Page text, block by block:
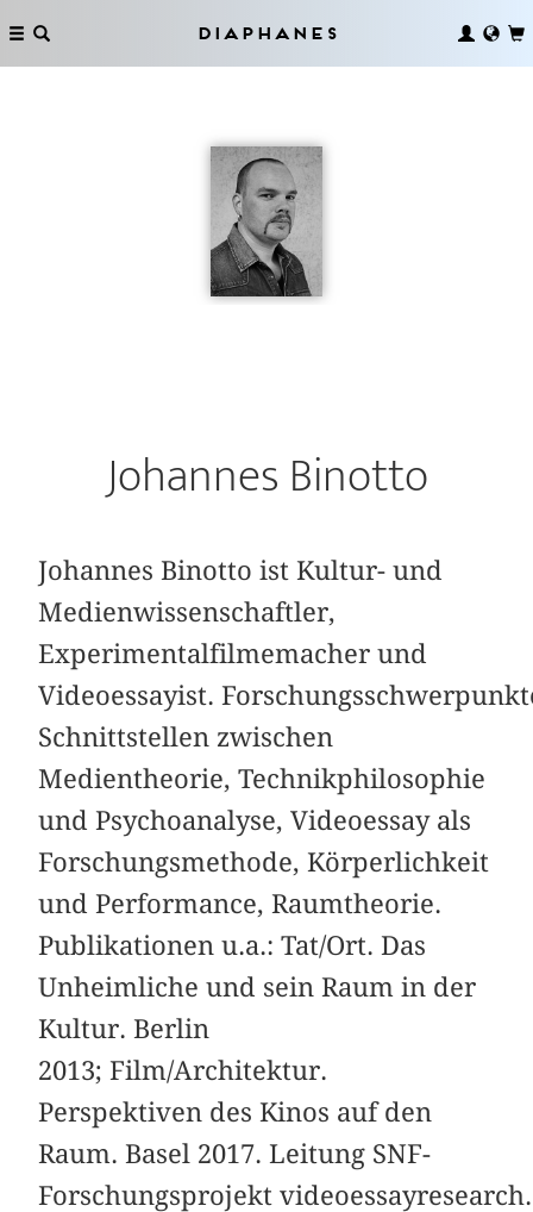
Diaphanes
Johannes Binotto
Johannes Binotto ist Kultur- und
Medienwissenschaftler,
Experimentalfilmemacher und
Videoessayist.
Schnittstellen zwischen
Medientheorie, Technikphilosophie
und Psychoanalyse, Videoessay als
Forschungsmethode, Körperlichkeit
und Performance, Raumtheorie.
Publikationen u.a.: Tat/Ort. Das
Unheimliche und sein Raum in der
Kultur. Berlin
2013; Film/Architektur.
Perspektiven des Kinos auf den
Raum. Basel 2017. Leitung SNF-
Forschungsprojekt